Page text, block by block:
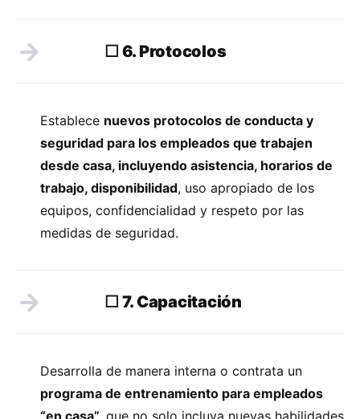
☐ 6. Protocolos
Establece nuevos protocolos de conducta y
seguridad para los empleados que trabajen
desde casa, incluyendo asistencia, horarios de
trabajo, disponibilidad, uso apropiado de los
equipos, confidencialidad y respeto por las
medidas de seguridad.
☐ 7. Capacitación
Desarrolla de manera interna o contrata un
programa de entrenamiento para empleados
“en casa”, que no solo incluya nuevas habilidades